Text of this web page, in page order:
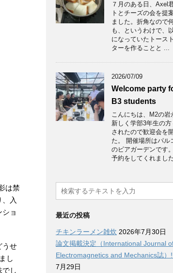
は禁
入
ョ
うせ
し
し
７月のある日、Axel
トとチーズの会を提
ました。折角なので
も、というわけで、
になっていたトース
ターを作ることと ...
2026/07/09
Welcome party
B3 students
こんにちは、M2の岩
新しく学部3年生の方
されたので歓迎会を
た。 開催場所はパル
のビアガーデンです
予約をしてくれまし
最近の投稿
チキンラーメン雑炊 2026年7月30日
論文掲載決定（International Journal
Electromagnetics and Mechanics誌）
7月29日